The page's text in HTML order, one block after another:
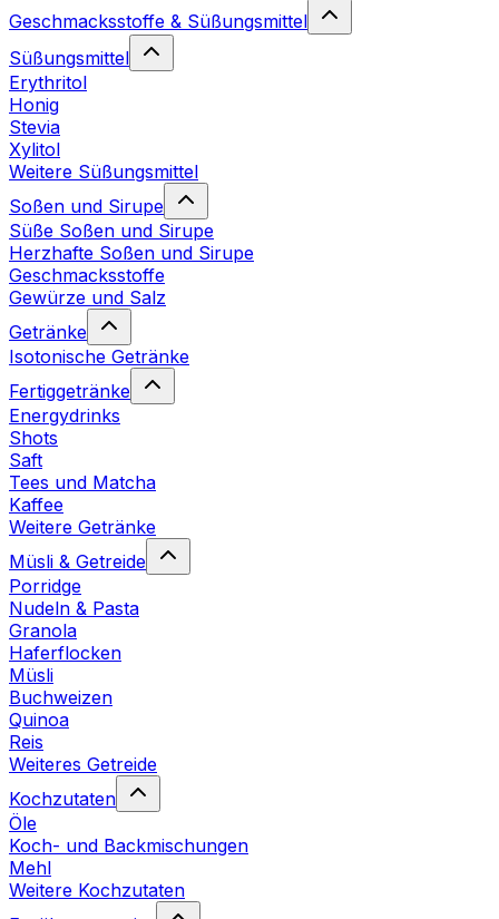
Geschmacksstoffe & Süßungsmittel
Süßungsmittel
Erythritol
Honig
Stevia
Xylitol
Weitere Süßungsmittel
Soßen und Sirupe
Süße Soßen und Sirupe
Herzhafte Soßen und Sirupe
Geschmacksstoffe
Gewürze und Salz
Getränke
Isotonische Getränke
Fertiggetränke
Energydrinks
Shots
Saft
Tees und Matcha
Kaffee
Weitere Getränke
Müsli & Getreide
Porridge
Nudeln & Pasta
Granola
Haferflocken
Müsli
Buchweizen
Quinoa
Reis
Weiteres Getreide
Kochzutaten
Öle
Koch- und Backmischungen
Mehl
Weitere Kochzutaten